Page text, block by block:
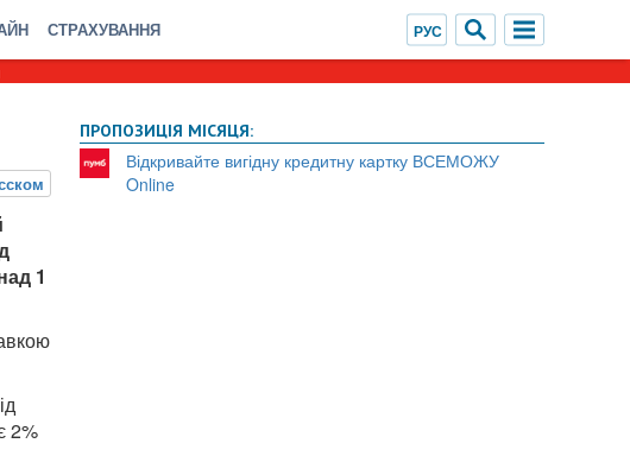
СТРАХУВАННЯ
1
2%
ПРОПОЗИЦІЯ МІСЯЦЯ:
Відкривайте вигідну кредитну картку ВСЕМОЖУ
Online